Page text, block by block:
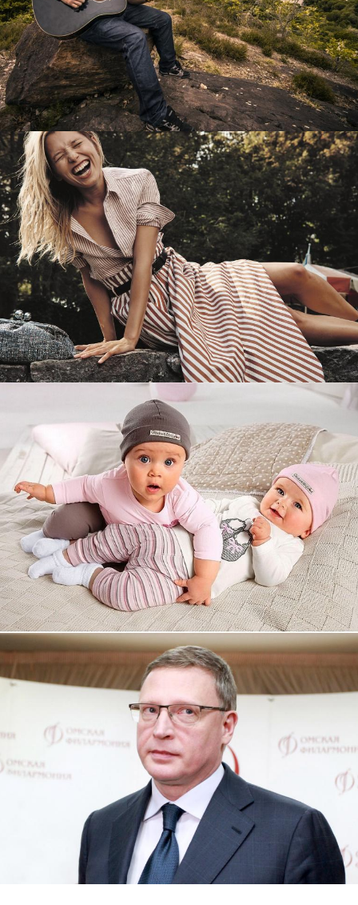
Перевод интернет-магазина
Guitaramania.ru на 1С-Битрикс
Смотреть проект
Имиджевый сайт для сети магазинов
Soho Project
Смотреть проект
Увеличили выручку интернет-
магазину topdatop.ru на 25%!
Смотреть проект
Сайт кандидата в губернаторы
Буркова Александра Леонидовича
Смотреть проект